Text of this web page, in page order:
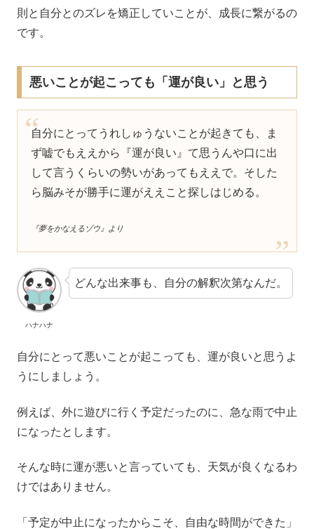
則と自分とのズレを矯正していことが、成長に繋がるの
です。
悪いことが起こっても「運が良い」と思う
自分にとってうれしゅうないことが起きても、ま
ず嘘でもええから『運が良い』て思うんや口に出
して言うくらいの勢いがあってもええで。そした
ら脳みそが勝手に運がええこと探しはじめる。
『夢をかなえるゾウ』より
ハナハナ
どんな出来事も、自分の解釈次第なんだ。
自分にとって悪いことが起こっても、運が良いと思うよ
うにしましょう。
例えば、外に遊びに行く予定だったのに、急な雨で中止
になったとします。
そんな時に運が悪いと言っていても、天気が良くなるわ
けではありません。
「予定が中止になったからこそ、自由な時間ができた」